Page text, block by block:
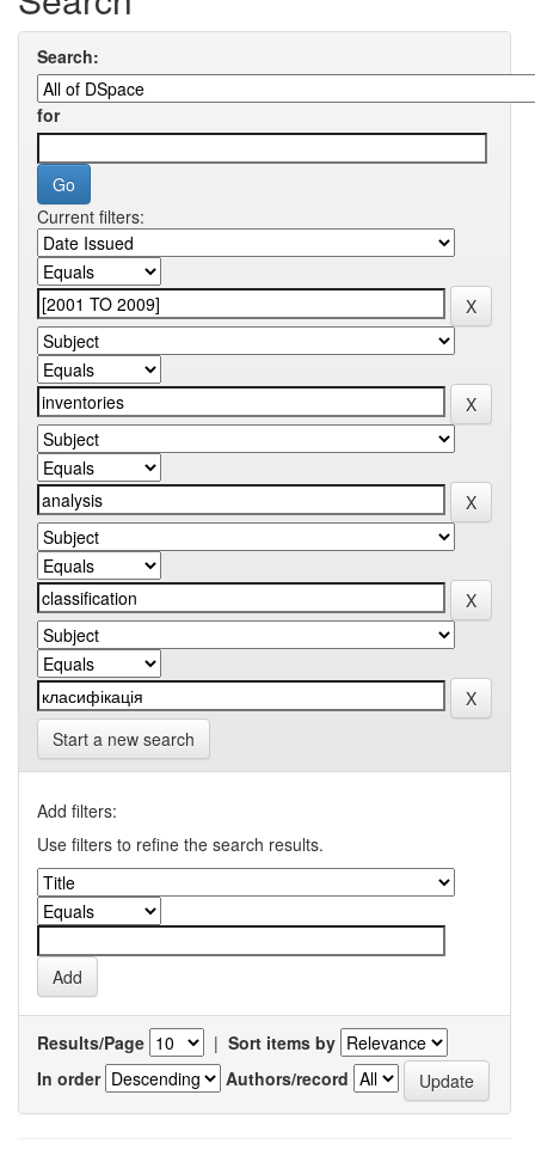
Search:
for
Current filters:
Start a new search
Add filters:
Use filters to refine the search results.
Results/Page | Sort items by
In order
Authors/record